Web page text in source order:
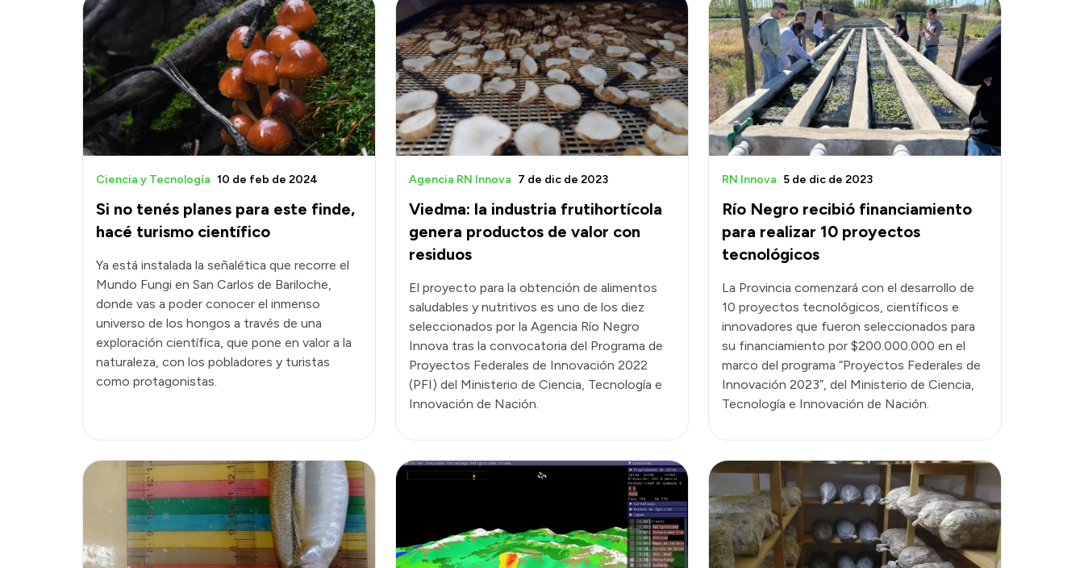
Si no tenés planes para este finde,
hacé turismo científico
Ciencia y Tecnología 10 de feb de 2024
Ya está instalada la señalética que recorre el
Mundo Fungi en San Carlos de Bariloche,
donde vas a poder conocer el inmenso
universo de los hongos a través de una
exploración científica, que pone en valor a la
naturaleza, con los pobladores y turistas
como protagonistas.
Viedma: la industria frutihortícola
genera productos de valor con
residuos
Agencia RN Innova 7 de dic de 2023
El proyecto para la obtención de alimentos
saludables y nutritivos es uno de los diez
seleccionados por la Agencia Río Negro
Innova tras la convocatoria del Programa de
Proyectos Federales de Innovación 2022
(PFI) del Ministerio de Ciencia, Tecnología e
Innovación de Nación.
Río Negro recibió financiamiento
para realizar 10 proyectos
tecnológicos
RN Innova 5 de dic de 2023
La Provincia comenzará con el desarrollo de
10 proyectos tecnológicos, científicos e
innovadores que fueron seleccionados para
su financiamiento por $200.000.000 en el
marco del programa “Proyectos Federales de
Innovación 2023”, del Ministerio de Ciencia,
Tecnología e Innovación de Nación.